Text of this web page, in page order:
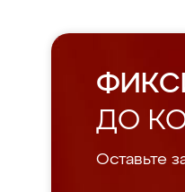
ДО
Оставьте